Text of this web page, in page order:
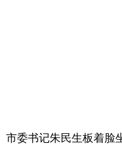
市委书记朱民生板着脸